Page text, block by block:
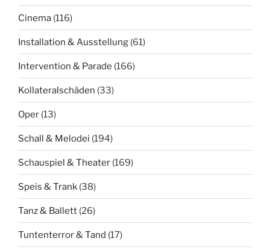
Cinema (116)
Installation & Ausstellung (61)
Intervention & Parade (166)
Kollateralschäden (33)
Oper (13)
Schall & Melodei (194)
Schauspiel & Theater (169)
Speis & Trank (38)
Tanz & Ballett (26)
Tuntenterror & Tand (17)